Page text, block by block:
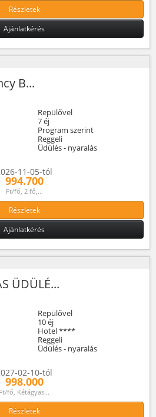
Részletek
Ajánlatkérés
B...
Repülővel
7 éj
Program szerint
Reggeli
Üdülés - nyaralás
11-05-tól
994.700
Ft/fő, 2 fő,...
Részletek
Ajánlatkérés
ÜDÜLÉ...
Repülővel
10 éj
Hotel ****
Reggeli
Üdülés - nyaralás
02-10-tól
998.000
Ft/fő, Kétágyas...
Részletek